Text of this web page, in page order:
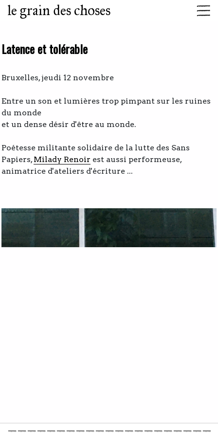
le grain des choses
Latence et tolérable
Bruxelles, jeudi 12 novembre
Entre un son et lumières trop pimpant sur les ruines
du monde
et un dense désir d'être au monde.
Poétesse militante solidaire de la lutte des Sans
Papiers,Milady Renoir est aussi performeuse,
animatrice d'ateliers d'écriture ...